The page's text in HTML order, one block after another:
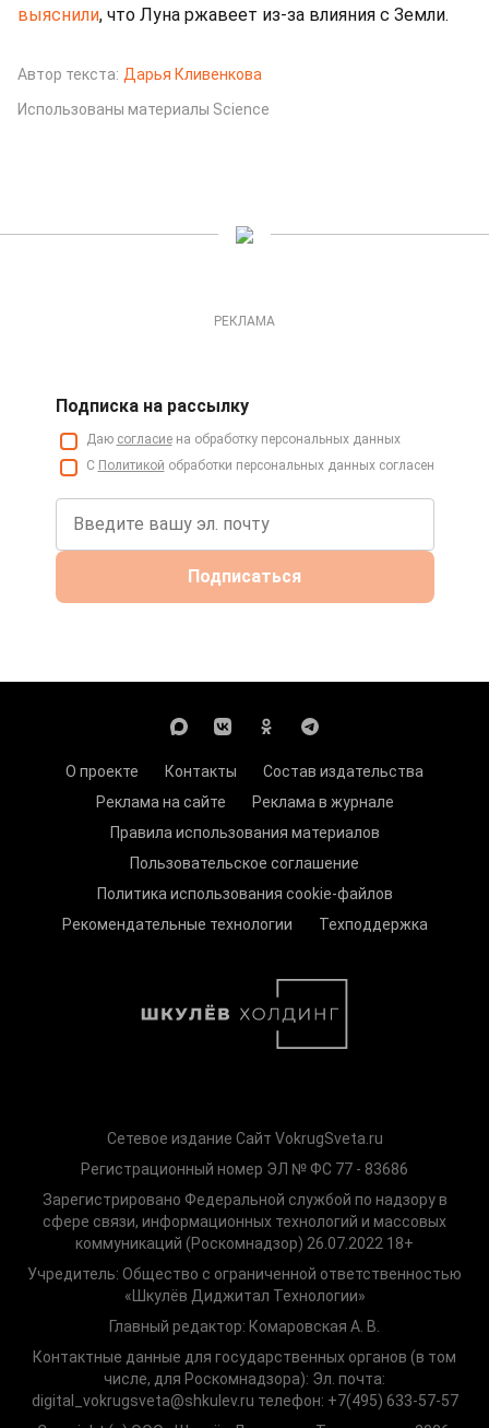
выяснили, что Луна ржавеет из-за влияния с Земли.
Автор текста: Дарья Кливенкова
Использованы материалы Science
РЕКЛАМА
Подписка на рассылку
Даю согласиена обработку персональных данных
С Политикой обработки персональных данных согласен
Подписаться
О проекте Контакты
Состав издательства
Реклама на сайте
Реклама в журнале
Правила использования материалов
Пользовательское соглашение
Политика использования cookie-файлов
Рекомендательные технологии
Техподдержка
Сетевое издание Сайт VokrugSveta.ru
Регистрационный номер ЭЛ № ФС 77 - 83686
Зарегистрировано Федеральной службой по надзору в
сфере связи, информационных технологий и массовых
коммуникаций (Роскомнадзор) 26.07.2022 18+
Учредитель: Общество с ограниченной ответственностью
«Шкулёв Диджитал Технологии»
Главный редактор: Комаровская А. В.
Контактные данные для государственных органов (в том
числе, для Роскомнадзора): Эл. почта:
digital_vokrugsveta@shkulev.ru телефон: +7(495) 633-57-57